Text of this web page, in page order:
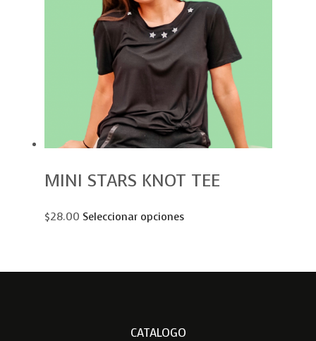
MINI STARS KNOT TEE
$28.00 Seleccionar opciones
CATALOGO